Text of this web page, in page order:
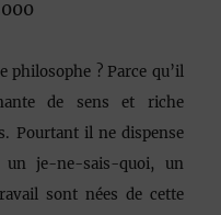
philosophe ? Parce qu’il
de sens et riche
Pourtant il ne dispense
un je-ne-sais-quoi, un
sont nées de cette